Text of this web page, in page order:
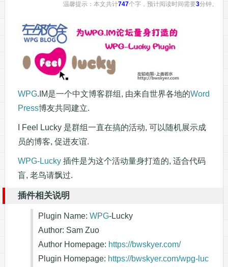
温馨提示：本文共计747个字，预计阅读时间需要3分钟。
WPG.IM是一个中文博客群组, 由来自世界各地的Word
Press博友共同建立.
I Feel Lucky 是群组一直在搞的活动, 可以随机展示成
员的博客, 促进友谊.
WPG-Lucky插件是为这个活动量身打造的, 适合代码
盲, 老鸟请飘过.
插件相关说明
Plugin Name: WPG-Lucky
Author: Sam Zuo
Author Homepage: https://bwskyer.com/
Plugin Homepage: https://bwskyer.com/wpg-luc